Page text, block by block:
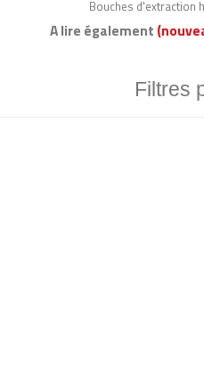
Bouches d'extraction
A lire également
Filtres